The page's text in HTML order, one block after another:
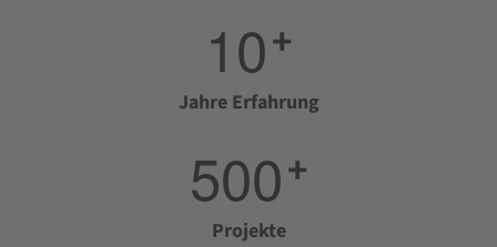
10+
Jahre Erfahrung
500+
Projekte